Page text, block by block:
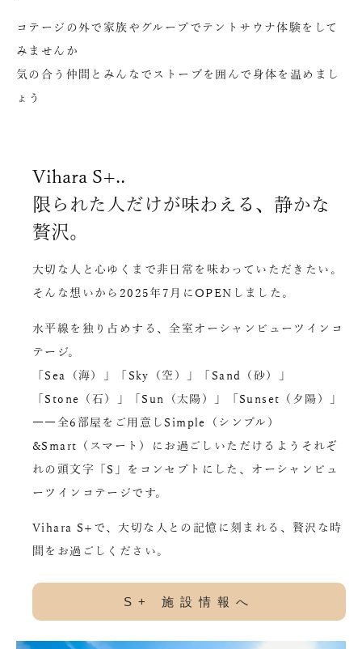
コテージの外で家族やグループでテントサウナ体験をして
みませんか
気の合う仲間とみんなでストーブを囲んで身体を温めまし
ょう
Vihara S+..
限られた人だけが味わえる、静かな
贅沢。
大切な人と心ゆくまで非日常を味わっていただきたい。
そんな想いから2025年7月にOPENしました。
水平線を独り占めする、全室オーシャンビューツインコ
テージ。
「Sea（海）」「Sky（空）」「Sand（砂）」
「Stone（石）」「Sun（太陽）」「Sunset（夕陽）」
――全6部屋をご用意しSimple（シンプル）
&Smart（スマート）にお過ごしいただけるようそれぞ
れの頭文字「S」をコンセプトにした、オーシャンビュ
ーツインコテージです。
Vihara S+で、大切な人との記憶に刻まれる、贅沢な時
間をお過ごしください。
S+ 施設情報へ